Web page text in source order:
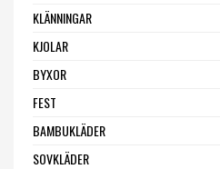
KLÄNNINGAR
KJOLAR
BYXOR
FEST
BAMBUKLÄDER
SOVKLÄDER